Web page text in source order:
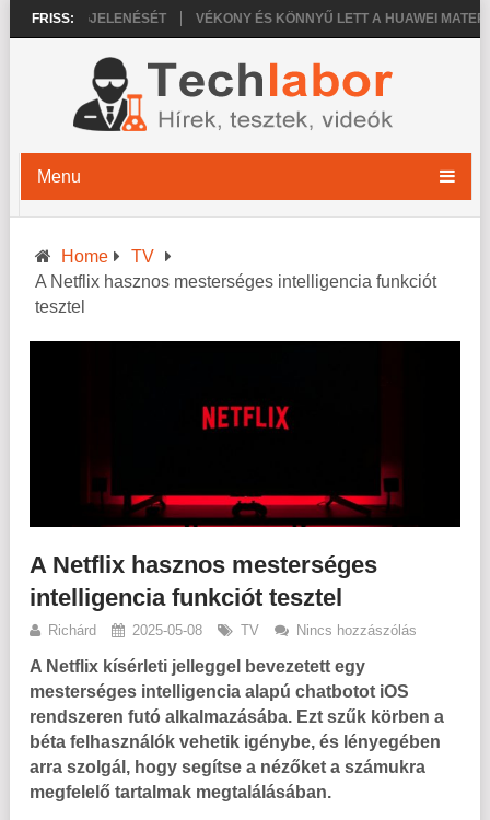
FRISS:
MEGJELENÉSÉT VÉKONY ÉS KÖNNYŰ LETT A HUAWEI MATEPAD
Menu
Home
TV
A Netflix hasznos mesterséges intelligencia funkciót
tesztel
A Netflix hasznos mesterséges
intelligencia funkciót tesztel
Richárd 2025-05-08 TV Nincs hozzászólás
A Netflix kísérleti jelleggel bevezetett egy
mesterséges intelligencia alapú chatbotot iOS
rendszeren futó alkalmazásába. Ezt szűk körben a
béta felhasználók vehetik igénybe, és lényegében
arra szolgál, hogy segítse a nézőket a számukra
megfelelő tartalmak megtalálásában.